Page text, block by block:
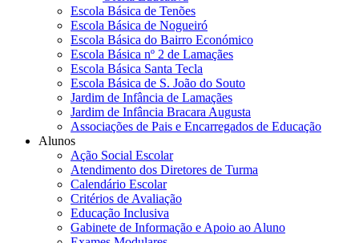
Escola Básica de Tenões
Escola Básica de Nogueiró
Escola Básica do Bairro Económico
Escola Básica nº 2 de Lamaçães
Escola Básica Santa Tecla
Escola Básica de S. João do Souto
Jardim de Infância de Lamaçães
Jardim de Infância Bracara Augusta
Associações de Pais e Encarregados de Educação
Alunos
Ação Social Escolar
Atendimento dos Diretores de Turma
Calendário Escolar
Critérios de Avaliação
Educação Inclusiva
Gabinete de Informação e Apoio ao Aluno